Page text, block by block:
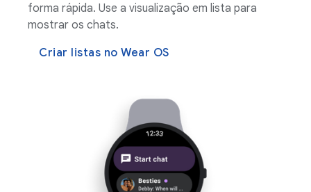
forma rápida. Use a visualização em lista para
mostrar os chats.
Criar listas no Wear OS